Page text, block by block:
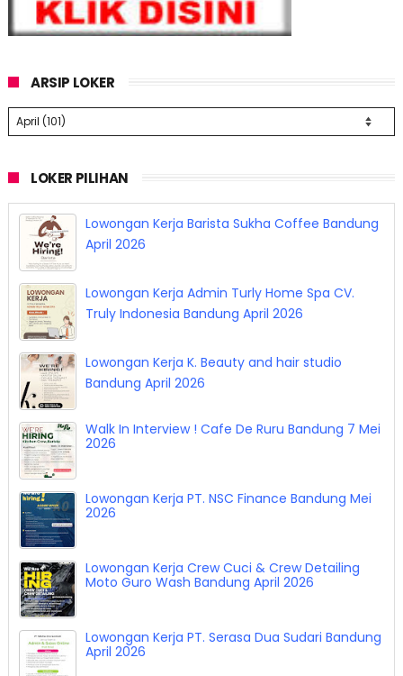
ARSIP LOKER
LOKER PILIHAN
Lowongan Kerja Barista Sukha Coffee Bandung
April 2026
Lowongan Kerja Admin Turly Home Spa CV.
Truly Indonesia Bandung April 2026
Lowongan Kerja K. Beauty and hair studio
Bandung April 2026
Walk In Interview ! Cafe De Ruru Bandung 7 Mei
2026
Lowongan Kerja PT. NSC Finance Bandung Mei
2026
Lowongan Kerja Crew Cuci & Crew Detailing
Moto Guro Wash Bandung April 2026
Lowongan Kerja PT. Serasa Dua Sudari Bandung
April 2026